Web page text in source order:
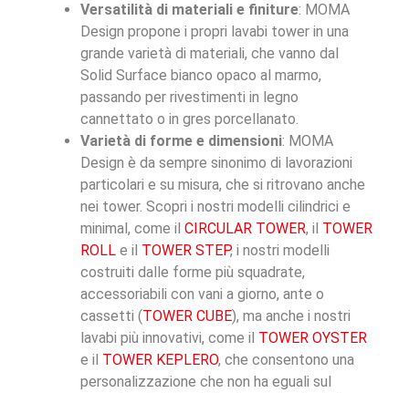
Versatilità di materiali e finiture: MOMA
Design propone i propri lavabi tower in una
grande varietà di materiali, che vanno dal
Solid Surface bianco opaco al marmo,
passando per rivestimenti in legno
cannettato o in gres porcellanato.
Varietà di forme e dimensioni: MOMA
Design è da sempre sinonimo di lavorazioni
particolari e su misura, che si ritrovano anche
nei tower. Scopri i nostri modelli cilindrici e
minimal, come il CIRCULAR TOWER, il TOWER
ROLL e il TOWER STEP, i nostri modelli
costruiti dalle forme più squadrate,
accessoriabili con vani a giorno, ante o
cassetti (TOWER CUBE), ma anche i nostri
lavabi più innovativi, come il TOWER OYSTER
e il TOWER KEPLERO, che consentono una
personalizzazione che non ha eguali sul